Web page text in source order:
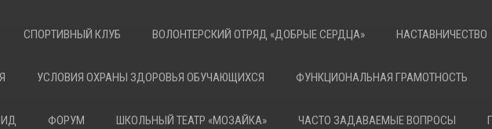
СПОРТИВНЫЙ КЛУБ ВОЛОНТЕРСКИЙ ОТРЯД «ДОБРЫЕ СЕРДЦА» НАСТАВНИЧЕСТВО
УСЛОВИЯ ОХРАНЫ ЗДОРОВЬЯ ОБУЧАЮЩИХСЯ ФУНКЦИОНАЛЬНАЯ ГРАМОТНОСТЬ
ФОРУМ ШКОЛЬНЫЙ ТЕАТР «МОЗАЙКА» ЧАСТО ЗАДАВАЕМЫЕ ВОПРОСЫ